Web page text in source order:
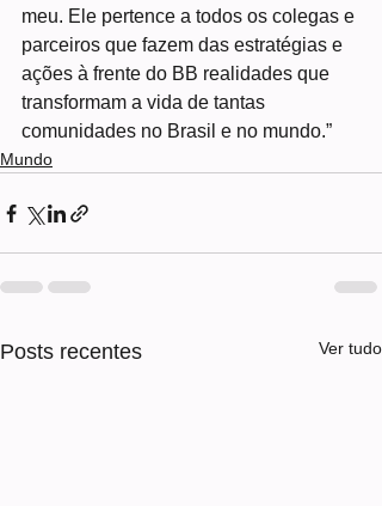
meu. Ele pertence a todos os colegas e
parceiros que fazem das estratégias e
ações à frente do BB realidades que
transformam a vida de tantas
comunidades no Brasil e no mundo.”
Mundo
Posts recentes Ver tudo